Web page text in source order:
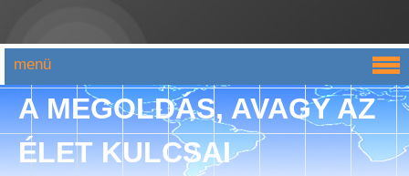
A MEGOLDÁS, AVAGY AZ
ÉLET KULCSAI
menü